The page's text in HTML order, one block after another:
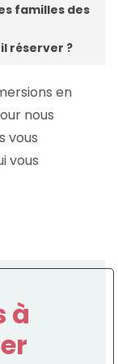
familles des
réserver ?
en
nous
vous
vous
à